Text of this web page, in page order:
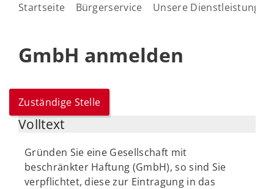
Startseite Bürgerservice Unsere Dienstleistungen
GmbH anmelden
Zuständige Stelle
Volltext
Gründen Sie eine Gesellschaft mit
beschränkter Haftung (GmbH), so sind Sie
verpflichtet, diese zur Eintragung in das